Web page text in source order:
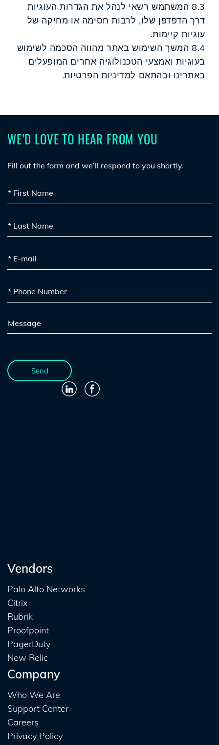
8.3 המשתמש רשאי לנהל את הגדרות העוגיות
דרך הדפדפן שלו, לרבות חסימה או מחיקה של
עוגיות קיימות.
8.4 המשך השימוש באתר מהווה הסכמה לשימוש
בעוגיות ואמצעי הטכנולוגיה אחרים המופעלים
באתרינו ובהתאם למדיניות הפרטיות.
Vendors
Palo Alto Networks
Citrix
Rubrik
Proofpoint
PagerDuty
New Relic
Company
Who We Are
Support Center
Careers
Privacy Policy
WE’D LOVE TO HEAR FROM YOU
Fill out the form and we’ll respond to you shortly.